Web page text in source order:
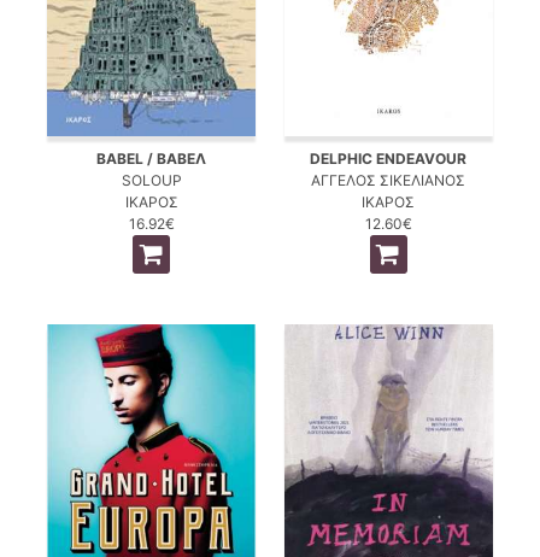
BABEL / ΒΑΒΕΛ
SOLOUP
ΙΚΑΡΟΣ
16.92€
DELPHIC ENDEAVOUR
ΑΓΓΕΛΟΣ ΣΙΚΕΛΙΑΝΟΣ
ΙΚΑΡΟΣ
12.60€